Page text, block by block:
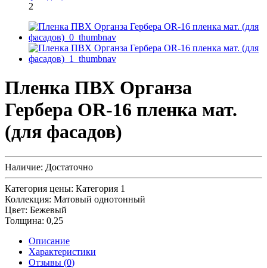
2
Пленка ПВХ Органза
Гербера OR-16 пленка мат.
(для фасадов)
Наличие: Достаточно
Категория цены: Категория 1
Коллекция: Матовый однотонный
Цвет: Бежевый
Толщина: 0,25
Описание
Характеристики
Отзывы (0)